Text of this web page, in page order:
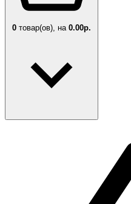
0 товар(ов), на 0.00р.